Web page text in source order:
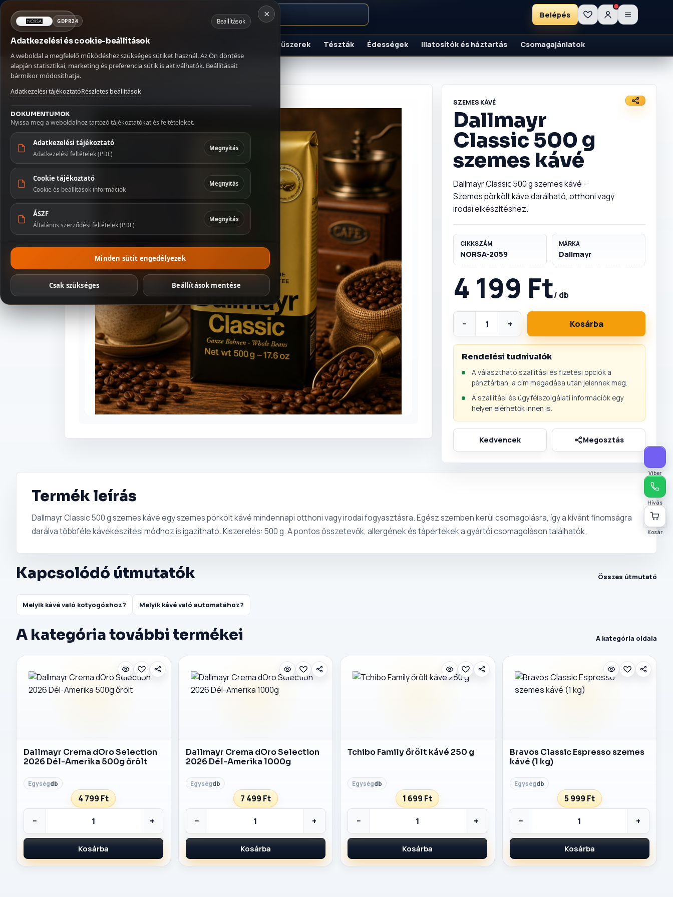
Belépés
Kávé Szörpök Szószok és fűszerek Tészták Édességek Illatosítók és háztartás Csomagajánlatok
MENÜ
🏠 Kezdőlap
✉️ Kapcsolat
Kávé
Szószok és fűszerek
Édességek
háztartás
Kezdőoldal/Kávé/Szemes kávé
SZEMES KÁVÉ
Dallmayr
Classic 500 g
szemes kávé
Dallmayr Classic 500 g szemes kávé -
Szemes pörkölt kávé darálható, otthoni vagy
irodai elkészítéshez.
CIKKSZÁM
NORSA-2059
MÁRKA
Dallmayr
4 199 Ft/ db
− + Kosárba
Rendelési tudnivalók
A választható szállítási és fizetési opciók a
pénztárban, a cím megadása után jelennek meg.
A szállítási és ügyfélszolgálati információk egy
helyen elérhetők innen is.
Termék leírás
Dallmayr Classic 500 g szemes kávé egy szemes pörkölt kávé mindennapi otthoni vagy irodai fogyasztásra. Egész szemben kerül csomagolásra, így a kívánt finomságra
darálva többféle kávékészítési módhoz is igazítható. Kiszerelés: 500 g. A pontos összetevők, allergének és tápértékek a gyártói csomagoláson találhatók.
Kapcsolódó útmutatók Összes útmutató
Melyik kávé való kotyogóshoz? Melyik kávé való automatához?
A kategória további termékei A kategória oldala
Dallmayr Crema dOro Selection
2026 Dél-Amerika 500g őrölt
db
4 799 Ft
− +
Kosárba
Dallmayr Crema dOro Selection
2026 Dél-Amerika 1000g
db
7 499 Ft
− +
Kosárba
Tchibo Family őrölt kávé 250 g
db
1 699 Ft
− +
Kosárba
Bravos Classic Espresso szemes
kávé (1 kg)
db
5 999 Ft
− +
Kosárba
Viber
Hívás
Kosár
Kosár ×
Betöltés...
×
GDPR24 Beállítások
Adatkezelési és cookie-beállítások
A weboldal a megfelelő működéshez szükséges sütiket használ. Az Ön döntése
alapján statisztikai, marketing és preferencia sütik is aktiválhatók. Beállításait
bármikor módosíthatja.
Adatkezelési tájékoztatóRészletes beállítások
DOKUMENTUMOK
Nyissa meg a weboldalhoz tartozó tájékoztatókat és feltételeket.
Adatkezelési tájékoztató
Adatkezelési feltételek (PDF)
Megnyitás
Cookie tájékoztató
Cookie és beállítások információk
Megnyitás
ÁSZF
Általános szerződési feltételek (PDF)
Megnyitás
Minden sütit engedélyezek
Csak szükséges Beállítások mentése